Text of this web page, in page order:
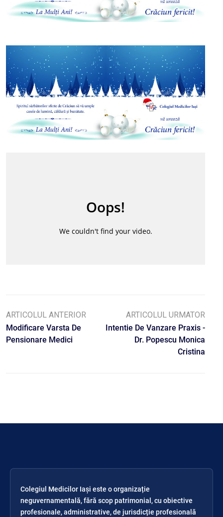
ARTICOLUL ANTERIOR
Modificare Varsta De
Pensionare Medici
ARTICOLUL URMATOR
Intentie De Vanzare Praxis -
Dr. Popescu Monica
Cristina
Colegiul Medicilor Iași este o organizație
neguvernamentală, fără scop patrimonial, cu obiective
profesionale, administrative, de jurisdicție profesională